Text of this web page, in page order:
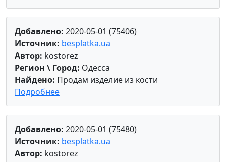
Добавлено: 2020-05-01 (75406)
Источник: besplatka.ua
Автор: kostorez
Регион \ Город: Одесса
Найдено: Продам изделие из кости
Подробнее
Добавлено: 2020-05-01 (75480)
Источник: besplatka.ua
Автор: kostorez